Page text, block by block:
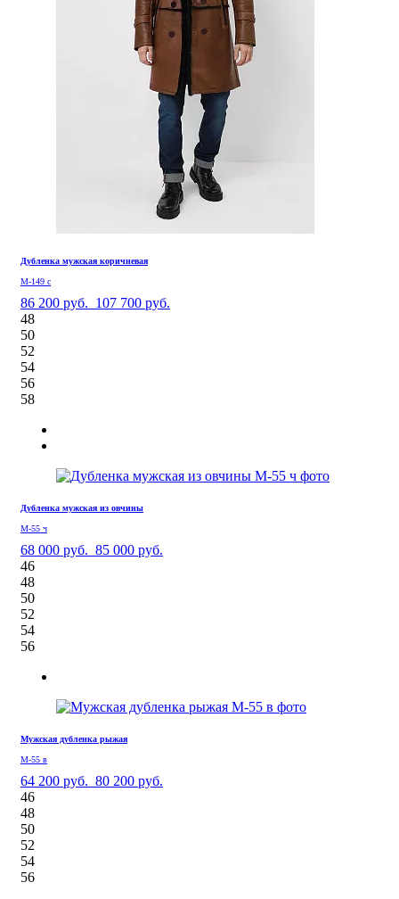
Дубленка мужская коричневая
М-149 с
86 200 руб. 107 700 руб.
48
50
52
54
56
58
Дубленка мужская из овчины
М-55 ч
68 000 руб. 85 000 руб.
46
48
50
52
54
56
Мужская дубленка рыжая
М-55 в
64 200 руб. 80 200 руб.
46
48
50
52
54
56